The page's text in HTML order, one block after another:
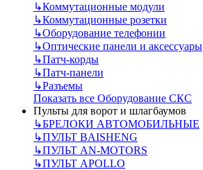
↳Коммутационные модули
↳Коммутационные розетки
↳Оборудование телефонии
↳Оптические панели и аксессуары
↳Патч-корды
↳Патч-панели
↳Разъемы
Показать все Оборудование СКС
Пульты для ворот и шлагбаумов
↳БРЕЛОКИ АВТОМОБИЛЬНЫЕ
↳ПУЛЬТ BAISHENG
↳ПУЛЬТ AN-MOTORS
↳ПУЛЬТ APOLLO